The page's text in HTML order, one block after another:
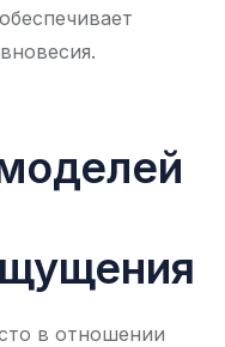
в отношении